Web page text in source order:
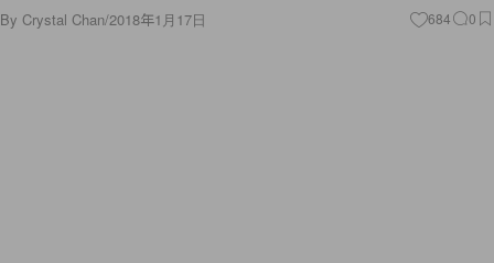
By Crystal Chan/2018年1月17日 684 0